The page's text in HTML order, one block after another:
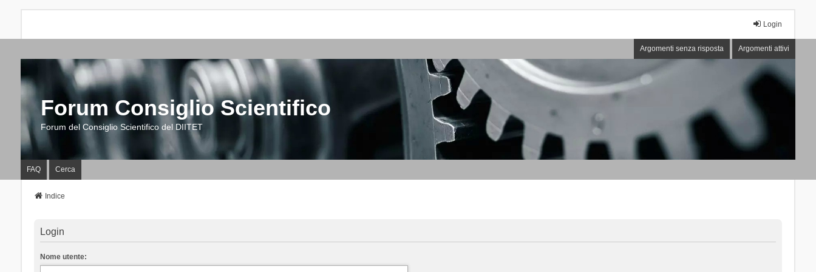
Login
Argomenti senza risposta Argomenti attivi
Forum Consiglio Scientifico
Forum del Consiglio Scientifico del DIITET
FAQ Cerca
Indice
Login
Nome utente: